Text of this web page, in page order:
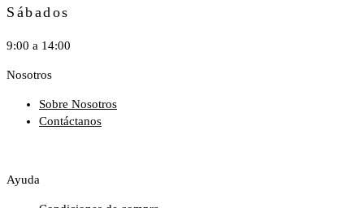
Sábados
9:00 a 14:00
Nosotros
Sobre Nosotros
Contáctanos
Ayuda